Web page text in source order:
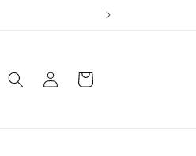
EinloggenWarenkorb